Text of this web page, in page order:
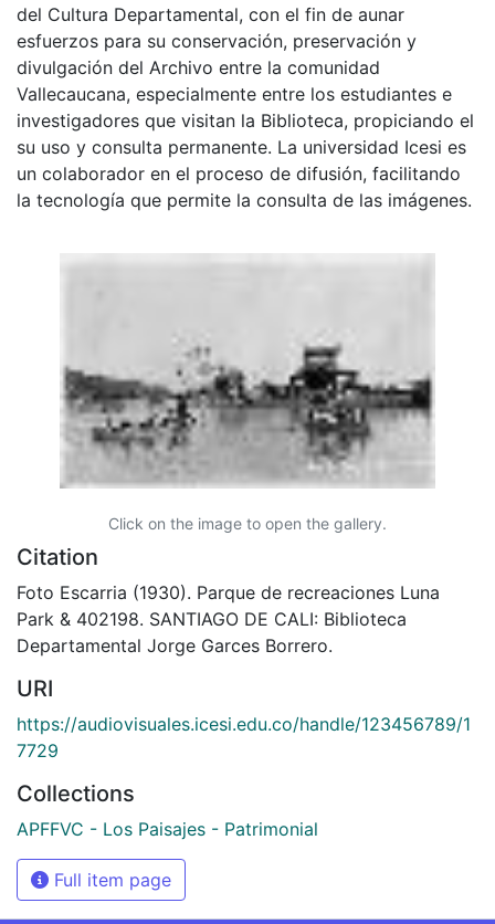
del Cultura Departamental, con el fin de aunar
esfuerzos para su conservación, preservación y
divulgación del Archivo entre la comunidad
Vallecaucana, especialmente entre los estudiantes e
investigadores que visitan la Biblioteca, propiciando el
su uso y consulta permanente. La universidad Icesi es
un colaborador en el proceso de difusión, facilitando
la tecnología que permite la consulta de las imágenes.
Click on the image to open the gallery.
Citation
Foto Escarria (1930). Parque de recreaciones Luna
Park & 402198. SANTIAGO DE CALI: Biblioteca
Departamental Jorge Garces Borrero.
URI
https://audiovisuales.icesi.edu.co/handle/123456789/1
7729
Collections
APFFVC - Los Paisajes - Patrimonial
Full item page